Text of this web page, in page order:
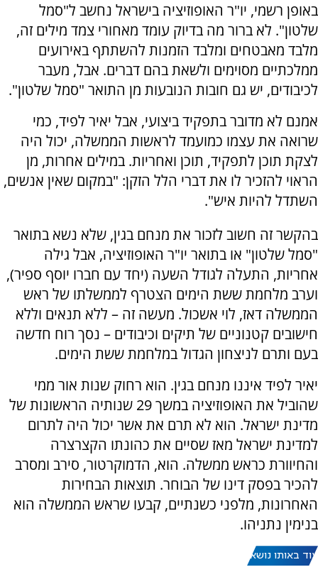
באופן רשמי, יו"ר האופוזיציה בישראל נחשב ל"סמל
שלטון". לא ברור מה בדיוק עומד מאחורי צמד מילים זה,
מלבד מאבטחים ומלבד הזמנות להשתתף באירועים
ממלכתיים מסוימים ולשאת בהם דברים. אבל, מעבר
לכיבודים, יש גם חובות הנובעות מן התואר "סמל שלטון".
אמנם לא מדובר בתפקיד ביצועי, אבל יאיר לפיד, כמי
שרואה את עצמו כמועמד לראשות הממשלה, יכול היה
לצקת תוכן לתפקיד, תוכן ואחריות. במילים אחרות, מן
הראוי להזכיר לו את דברי הלל הזקן: "במקום שאין אנשים,
השתדל להיות איש".
בהקשר זה חשוב לזכור את מנחם בגין, שלא נשא בתואר
"סמל שלטון" או בתואר יו"ר האופוזיציה, אבל גילה
אחריות, התעלה לגודל השעה (יחד עם חברו יוסף ספיר),
וערב מלחמת ששת הימים הצטרף לממשלתו של ראש
הממשלה דאז, לוי אשכול. מעשה זה – ללא תנאים וללא
חישובים קטנוניים של תיקים וכיבודים – נסך רוח חדשה
בעם ותרם לניצחון הגדול במלחמת ששת הימים.
יאיר לפיד איננו מנחם בגין. הוא רחוק שנות אור ממי
שהוביל את האופוזיציה במשך 29 שנותיה הראשונות של
מדינת ישראל. הוא לא תרם את אשר יכול היה לתרום
למדינת ישראל מאז שסיים את כהונתו הקצרצרה
והחיוורת כראש ממשלה. הוא, הדמוקרטור, סירב ומסרב
להכיר בפסק דינו של הבוחר. תוצאות הבחירות
האחרונות, מלפני כשנתיים, קבעו שראש הממשלה הוא
בנימין נתניהו.
עוד באותו נושא: